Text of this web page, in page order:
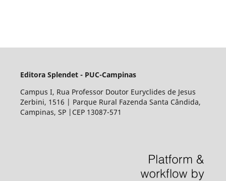
Editora Splendet - PUC-Campinas
Campus I, Rua Professor Doutor Euryclides de Jesus
Zerbini, 1516 | Parque Rural Fazenda Santa Cândida,
Campinas, SP |CEP 13087-571